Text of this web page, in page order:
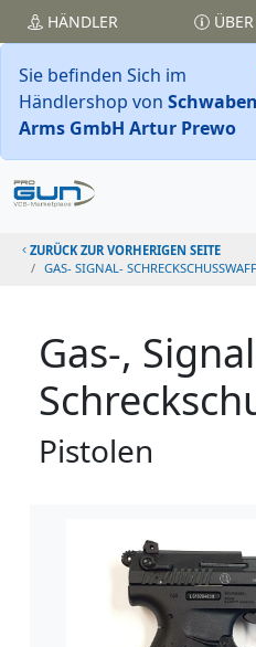
HÄNDLER
Sie befinden Sich im
Händlershop von Schwaben
Arms GmbH Artur Prewo
ZURÜCK ZUR VORHERIGEN SEITE
GAS- SIGNAL-
Gas-,
Pistolen